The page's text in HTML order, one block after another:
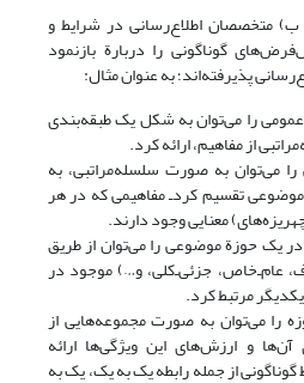
اما به اعتقاد «یورلند» (1381 ب) متخصصان اطلاع‌رسانی در شرایط و
گوناگونی را دربارة باز‌نمود
پذیرفته‌اند؛ به عنوان مثال:
را می‌توان به شکل یک طبقه‌بندی
از مفاهیم، ارائه کرد.
می‌توان به صورت سلسله‌مراتبی، به
تقسیم کرد‌‌ـ مفاهیمی که در هر
معنایی وجود دارند.
یک حوزة موضوعی را می‌توان از طریق
عام‌ـ‌خاص، جزئی‌ـ‌کلی، و…) موجود در
مرتبط کرد.
را می‌توان به صورت مجموعه‌هایی از
آن‌ها و ارزش‌های این ویژگی‌ها ارائه
از جمله رابطه یک به یک، یک به